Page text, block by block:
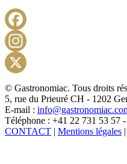
© Gastronomiac. Tous droits
5, rue du Prieuré CH - 1202
E-mail :
Téléphone : +41 22 731 53 57
CONTACT | Mentions légales |